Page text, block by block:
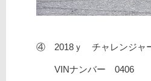
④ 2018ｙ チャレンジ
VINナンバー 0406